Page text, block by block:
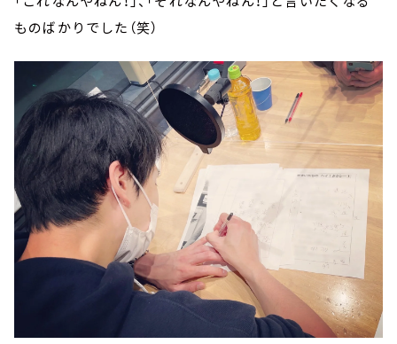
ものばかりでした（笑）